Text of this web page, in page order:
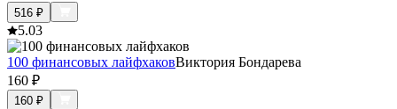
516 ₽
5.03
100 финансовых лайфхаковВиктория Бондарева
160 ₽
160 ₽